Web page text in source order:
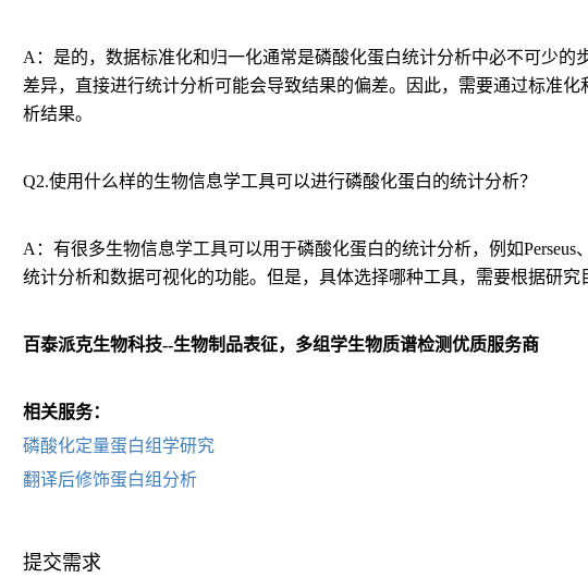
A：是的，数据标准化和归一化通常是磷酸化蛋白统计分析中必不可少
差异，直接进行统计分析可能会导致结果的偏差。因此，需要通过标准
析结果。
Q2.使用什么样的生物信息学工具可以进行磷酸化蛋白的统计分析？
A：有很多生物信息学工具可以用于磷酸化蛋白的统计分析，例如
统计分析和数据可视化的功能。但是，具体选择哪种工具，需要根据研
百泰派克生物科技--生物制品表征，多组学生物质谱检测优质服务商
相关服务：
磷酸化定量蛋白组学研究
翻译后修饰蛋白组分析
提交需求